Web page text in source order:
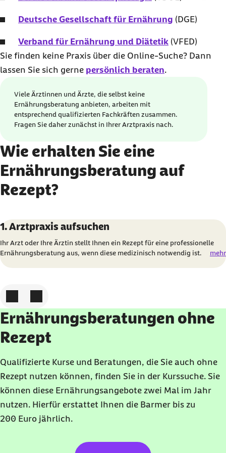
Deutsche Gesellschaft für Ernährung (DGE)
Verband für Ernährung und Diätetik (VFED)
Sie finden keine Praxis über die Online-Suche? Dann
lassen Sie sich gerne persönlich beraten.
Viele Ärztinnen und Ärzte, die selbst keine
Ernährungsberatung anbieten, arbeiten mit
entsprechend qualifizierten Fachkräften zusammen.
Fragen Sie daher zunächst in Ihrer Arztpraxis nach.
Wie erhalten Sie eine
Ernährungsberatung auf
Rezept?
Karussell mit 5 Elementen
Element 1 von 5
1. Arztpraxis aufsuchen
Ihr Arzt oder Ihre Ärztin stellt Ihnen ein Rezept für eine professionelle
Ernährungsberatung aus, wenn diese medizinisch notwendig ist.
mehr
Ernährungsberatungen ohne
Rezept
Qualifizierte Kurse und Beratungen, die Sie auch ohne
Rezept nutzen können, finden Sie in der Kurssuche. Sie
können diese Ernährungsangebote zwei Mal im Jahr
nutzen. Hierfür erstattet Ihnen die Barmer bis zu
200 Euro jährlich.